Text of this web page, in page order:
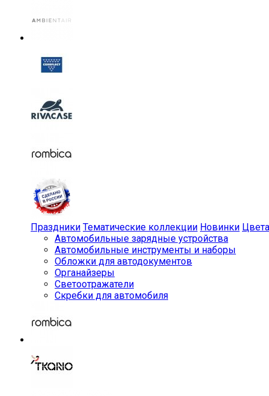
Праздники Тематические коллекции Новинки Цвета
Автомобильные зарядные устройства
Автомобильные инструменты и наборы
Обложки для автодокументов
Органайзеры
Светоотражатели
Скребки для автомобиля